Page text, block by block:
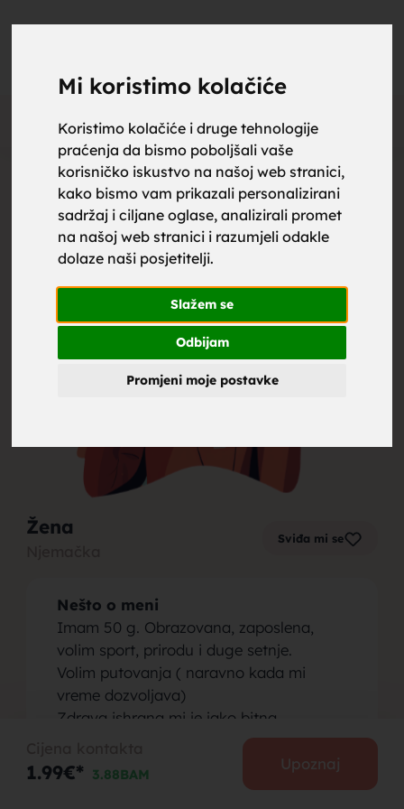
Mi koristimo kolačiće
Koristimo kolačiće i druge tehnologije
praćenja da bismo poboljšali vaše
korisničko iskustvo na našoj web stranici,
kako bismo vam prikazali personalizirani
sadržaj i ciljane oglase, analizirali promet
na našoj web stranici i razumjeli odakle
dolaze naši posjetitelji.
Slažem se
Odbijam
Promjeni moje postavke
Oglas
Žena Sviđa mi se
Nešto o meni
Imam 50 g. Obrazovana, zaposlena,
volim sport, prirodu i duge setnje.
Volim putovanja ( naravno kada mi
vreme dozvoljava)
Zdrava ishrana mi je jako bitna.
Razvedena imam odraslog Sina koji ne
zivi sa mnom.
Osoba koju tražim
1.99€* 3.88BAM
Upoznaj
upoznaj
za brak,
zene za
brak,
muskarci
za brak,